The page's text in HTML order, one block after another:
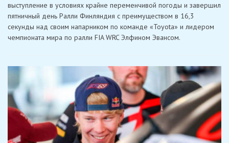
на
Ралли
перед
субботой
выступление в условиях крайне переменчивой погоды и завершил
пятничный день Ралли Финляндия с преимуществом в 16,3
секунды над своим напарником по команде «Toyota» и лидером
чемпионата мира по ралли FIA WRC Элфином Эвансом.